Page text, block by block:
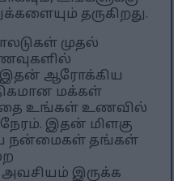
தருகிறது.
முதல்
இதன் ஆரோக்கிய
மக்கள்
உங்கள் உணவில்
இதன் மிளகு
நன்மைகள் தங்கள்
இருக்க